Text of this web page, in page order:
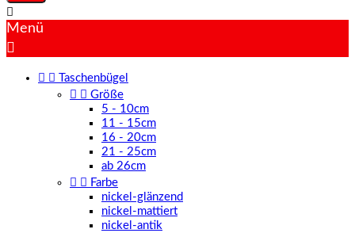

Menü

 
Taschenbügel
  Größe
5 - 10cm
11 - 15cm
16 - 20cm
21 - 25cm
ab 26cm
  Farbe
nickel-glänzend
nickel-mattiert
nickel-antik